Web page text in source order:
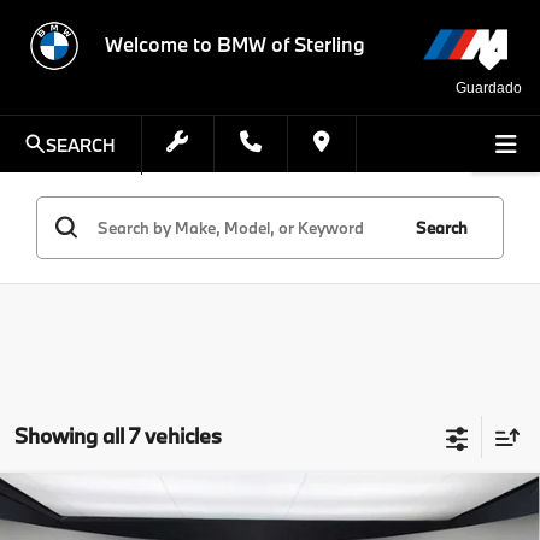
Welcome to BMW of Sterling
Guardado
SEARCH
Search
Showing all 7 vehicles
2026BMW X330 xDrive$48,963
Compare Vehicle